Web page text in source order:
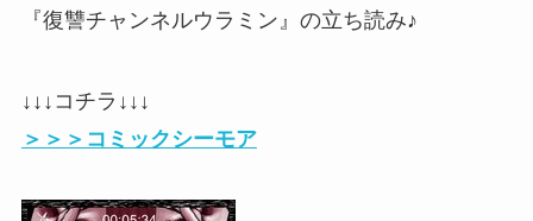
『復讐チャンネルウラミン』の立ち読み♪
↓↓↓コチラ↓↓↓
＞＞＞コミックシーモア